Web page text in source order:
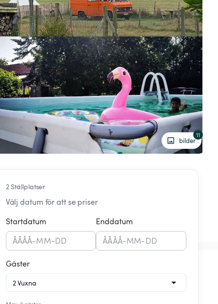
bilder
11
2 Ställplatser
Välj datum för att se priser
Startdatum
ÅÅÅÅ-MM-DD
Enddatum
ÅÅÅÅ-MM-DD
Gäster